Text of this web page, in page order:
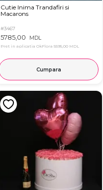
Cutie Inima Trandafiri si
Macarons
#3467
5785,00 MDL
Pret in aplicatia OkFlora 5595,00 MDL
Cumpara